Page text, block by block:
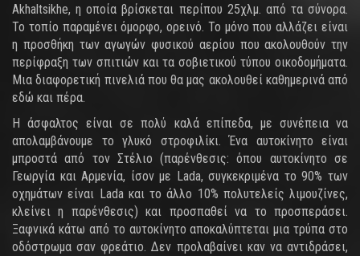
Akhaltsikhe, η οποία βρίσκεται περίπου 25χλμ. από τα σύνορα.
Το τοπίο παραμένει όμορφο, ορεινό. Το μόνο που αλλάζει είναι
η προσθήκη των αγωγών φυσικού αερίου που ακολουθούν την
περίφραξη των σπιτιών και τα σοβιετικού τύπου οικοδομήματα.
Μια διαφορετική πινελιά που θα μας ακολουθεί καθημερινά από
εδώ και πέρα.
Η άσφαλτος είναι σε πολύ καλά επίπεδα, με συνέπεια να
απολαμβάνουμε το γλυκό στροφιλίκι. Ένα αυτοκίνητο είναι
μπροστά από τον Στέλιο (παρένθεσις: όπου αυτοκίνητο σε
Γεωργία και Αρμενία, ίσον με Lada, συγκεκριμένα το 90% των
οχημάτων είναι Lada και το άλλο 10% πολυτελείς λιμουζίνες,
κλείνει η παρένθεσις) και προσπαθεί να το προσπεράσει.
Ξαφνικά κάτω από το αυτοκίνητο αποκαλύπτεται μια τρύπα στο
οδόστρωμα σαν φρεάτιο. Δεν προλαβαίνει καν να αντιδράσει,